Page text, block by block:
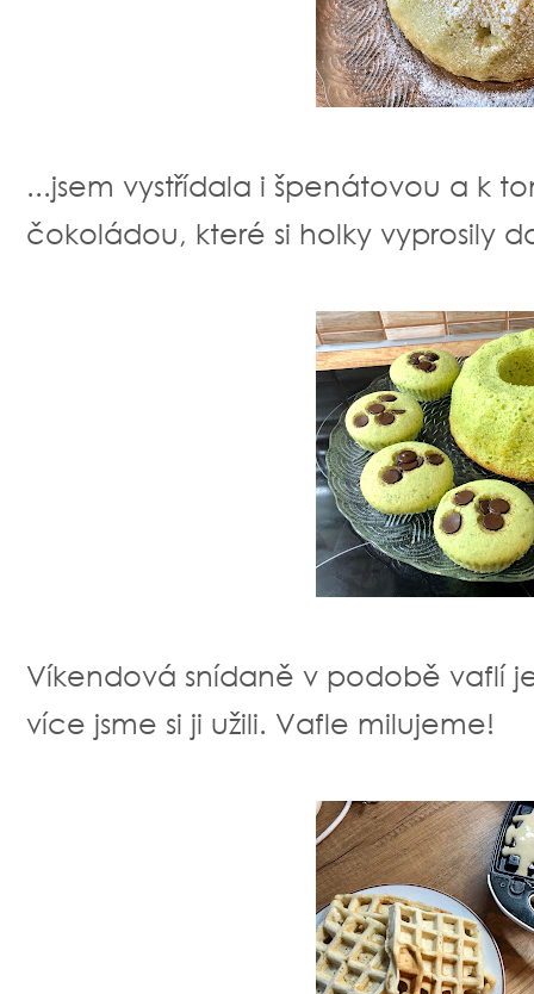
...jsem vystřídala i špenátovou a k
čokoládou, které si holky vyprosily
Víkendová snídaně v podobě vaflí
více jsme si ji užili. Vafle milujeme!